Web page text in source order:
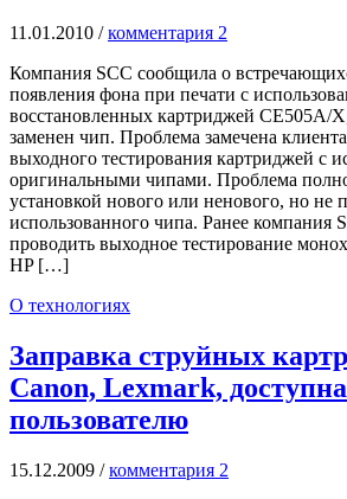
11.01.2010 /комментария 2
Компания SCC сообщила о
появления фона при печати с
восстановленных картриджей CE505A/
заменен чип. Проблема замечена
выходного тестирования картриджей с
оригинальными чипами. Проблема
установкой нового или ненового, но не
использованного чипа. Ранее компания
проводить выходное тестирование
HP […]
О технологиях
Заправка струйных
Canon, Lexmark,
пользователю
15.12.2009 /комментария 2